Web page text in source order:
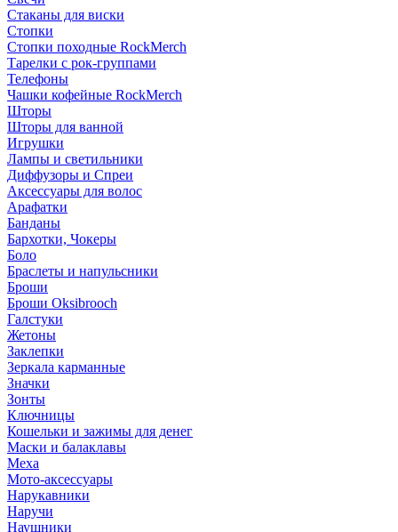
Стаканы для виски
Стопки
Стопки походные RockMerch
Тарелки с рок-группами
Телефоны
Чашки кофейные RockMerch
Шторы
Шторы для ванной
Игрушки
Лампы и светильники
Диффузоры и Спреи
Аксессуары для волос
Арафатки
Банданы
Бархотки, Чокеры
Боло
Браслеты и напульсники
Броши
Броши Oksibrooch
Галстуки
Жетоны
Заклепки
Зеркала карманные
Значки
Зонты
Ключницы
Кошельки и зажимы для денег
Маски и балаклавы
Меха
Мото-аксессуары
Нарукавники
Наручи
Наушники